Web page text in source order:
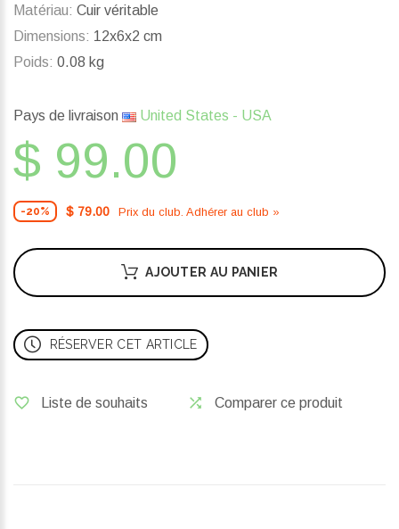
Matériau: Cuir véritable
Dimensions: 12x6x2 cm
Poids: 0.08 kg
Pays de livraison United States - USA
$ 99.00
-20% $ 79.00 Prix ​​du club. Adhérer au club »
AJOUTER AU PANIER
RÉSERVER CET ARTICLE
Liste de souhaits Comparer ce produit